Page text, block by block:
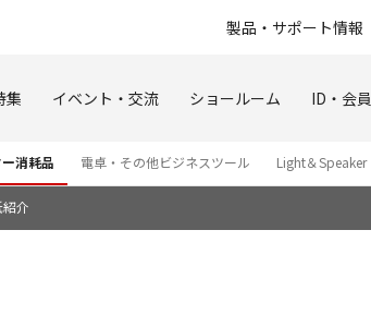
製品・サポート情報
集 イベント・交流 ショールーム ID・会員
消耗品 電卓・その他ビジネスツール Light＆Speaker
介